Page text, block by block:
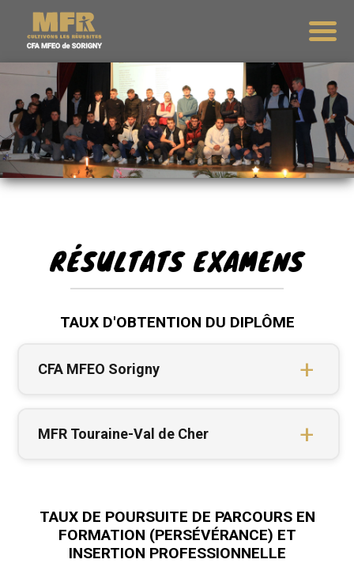
RÉSULTATS EXAMENS
TAUX D'OBTENTION DU DIPLÔME
CFA MFEO Sorigny
MFR Touraine-Val de Cher
TAUX DE POURSUITE DE PARCOURS EN
FORMATION (PERSÉVÉRANCE) ET
INSERTION PROFESSIONNELLE